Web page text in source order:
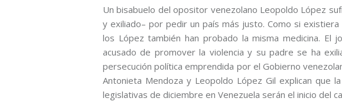
Un bisabuelo del opositor venezolano Leopoldo López
y exiliado– por pedir un país más justo. Como si
los López también han probado la misma medicina. El
acusado de promover la violencia y su padre se ha
persecución política emprendida por el Gobierno
Antonieta Mendoza y Leopoldo López Gil explican que
legislativas de diciembre en Venezuela serán el inicio del